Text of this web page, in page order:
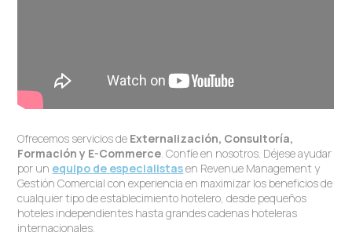
Ofrecemos servicios de Externalización, Consultoría,
Formación y E-Commerce . Confíe en nosotros. Déjese ayudar
por un equipo de especialistasen Revenue Management y
Gestión Comercial con experiencia en maximizar los beneficios de
cualquier tipo de establecimiento hotelero, desde pequeños
hoteles independientes hasta grandes cadenas hoteleras
internacionales.